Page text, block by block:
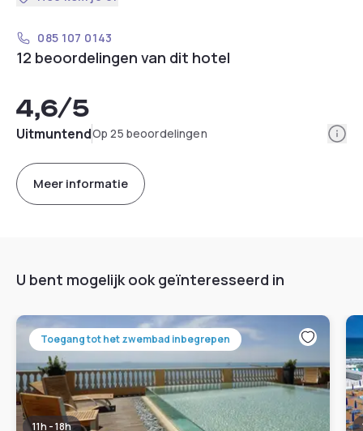
085 107 0143
12 beoordelingen van dit hotel
4,6/5
UitmuntendOp 25 beoordelingen
Meer informatie
U bent mogelijk ook geïnteresseerd in
Toegang tot het zwembad inbegrepen
11h - 18h